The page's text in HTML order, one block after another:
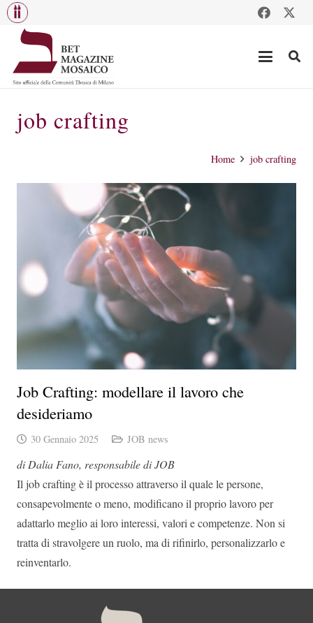
job crafting
Home job crafting
Job Crafting: modellare il lavoro che
desideriamo
30 Gennaio 2025 JOB news
di Dalia Fano, responsabile di JOB
Il job crafting è il processo attraverso il quale le persone,
consapevolmente o meno, modificano il proprio lavoro per
adattarlo meglio ai loro interessi, valori e competenze. Non si
tratta di stravolgere un ruolo, ma di rifinirlo, personalizzarlo e
reinventarlo.